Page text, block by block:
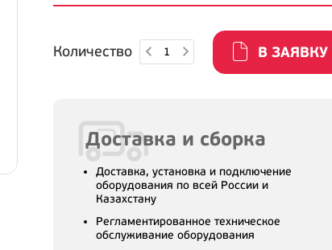
Количество В ЗАЯВКУ
Доставка и сборка
Доставка, установка и подключение
оборудования по всей России и
Казахстану
Регламентированное техническое
обслуживание оборудования